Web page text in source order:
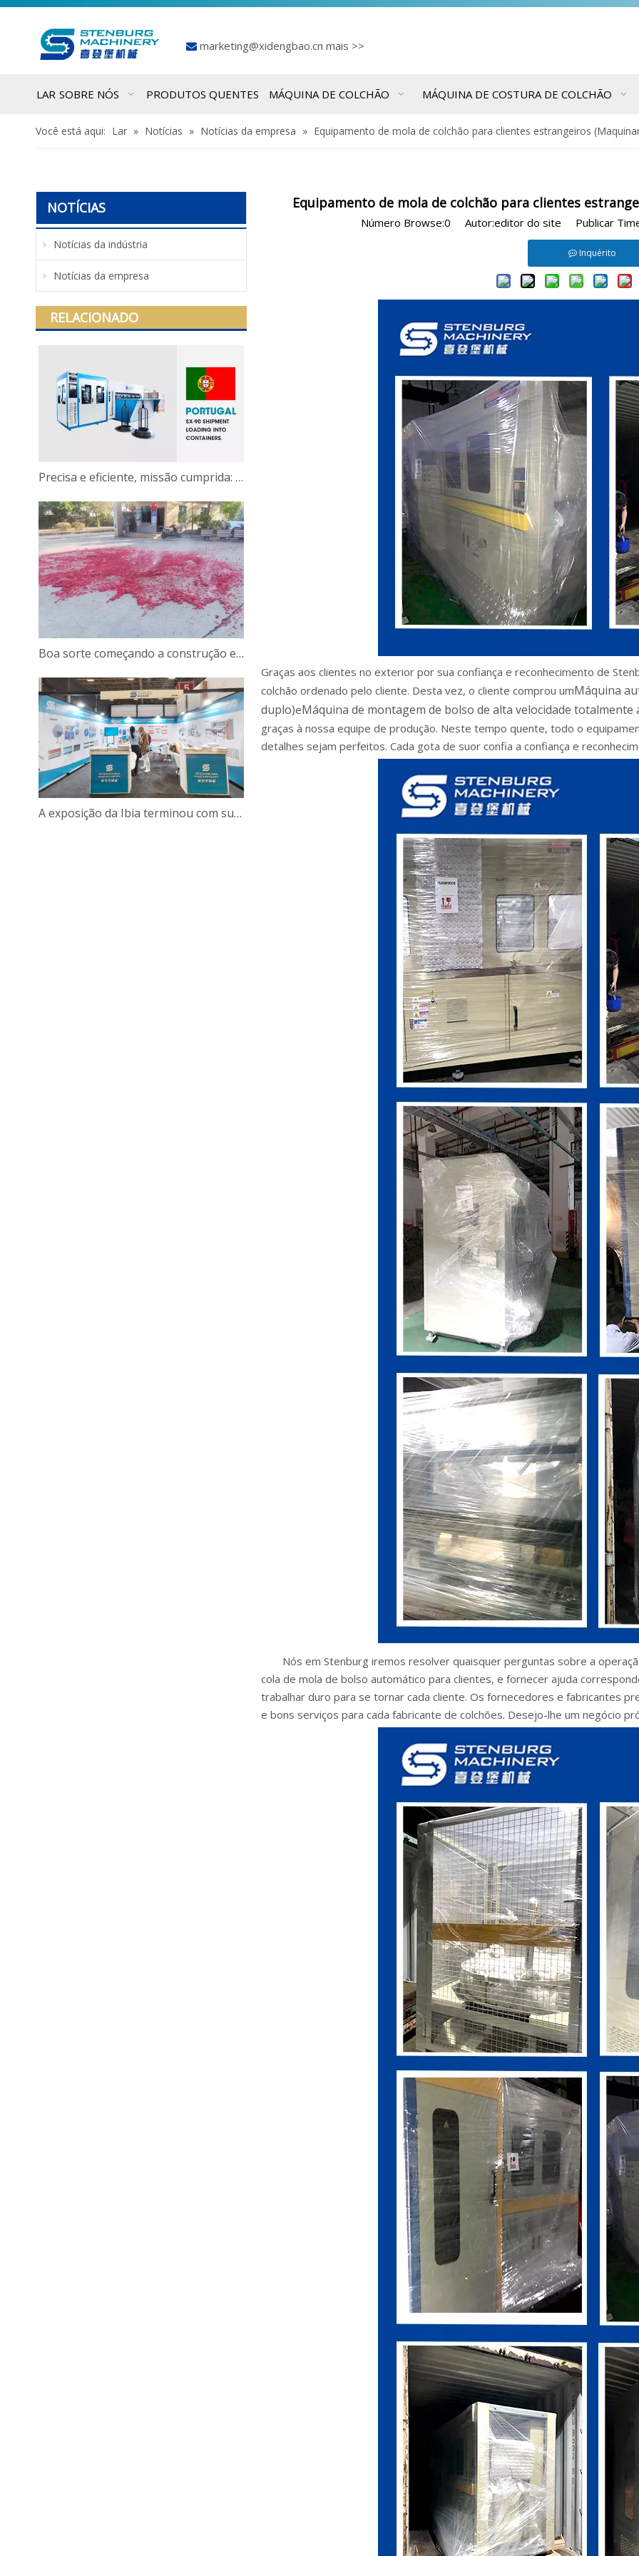
 marketing@xidengbao.cn mais >>
LAR SOBRE NÓS PRODUTOS QUENTES MÁQUINA DE COLCHÃO MÁQUINA DE COSTURA DE COLCHÃO
Você está aqui: Lar » Notícias » Notícias da empresa » Equipamento de mola de colchão para clientes estrangeiros
NOTÍCIAS
Notícias da indústria
Notícias da empresa
RELACIONADO
Precisa e eficiente, missão cumprida: a linha de transferência de molas Bonnell totalmente automática para o nosso cliente português carregada e enviada com sucesso
Boa sorte começando a construção em 2025
A exposição da Ibia terminou com sucesso ｜ Estou ansioso para conhecê -lo na próxima vez
Equipamento de mola de colchão para clientes
Número Browse:0 Autor:editor do site Publicar
Inquérito
Graças aos clientes no exterior por sua confiança e reconhecimento de
colchão ordenado pelo cliente. Desta vez, o cliente comprou umMáquina
duplo)eMáquina de montagem de bolso de alta velocidade totalmente
graças à nossa equipe de produção. Neste tempo quente, todo o
detalhes sejam perfeitos. Cada gota de suor confia a confiança e
Nós em Stenburg iremos resolver quaisquer perguntas sobre a
cola de mola de bolso automático para clientes, e fornecer ajuda
trabalhar duro para se tornar cada cliente. Os fornecedores e fabricantes
e bons serviços para cada fabricante de colchões. Desejo-lhe um negócio